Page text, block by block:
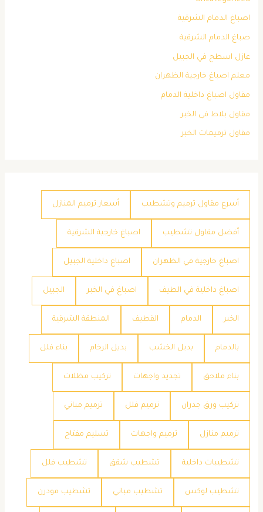
اصباغ الدمام الشرقية
صباغ الدمام الشرقية
عازل اسطح في الجبيل
معلم اصباغ خارجية الظهران
مقاول اصباغ داخلية الدمام
مقاول بلاط في الخبر
مقاول ترميمات الخبر
أسرع مقاول ترميم وتشطيب أسعار ترميم المنازل
أفضل مقاول تشطيب اصباغ خارجية الشرقية
اصباغ خارجية في الظهران اصباغ داخلية الجبيل
اصباغ داخلية في الطيف اصباغ في الخبر الجبيل
الخبر الدمام القطيف المنطقة الشرقية
بالدمام بديل الخشب بديل الرخام بناء فلل
بناء ملاحق تجديد واجهات تركيب مظلات
تركيب ورق جدران ترميم فلل ترميم مباني
ترميم منازل ترميم واجهات تسليم مفتاح
تشطيبات داخلية تشطيب شقق تشطيب فلل
تشطيب لوكس تشطيب مباني تشطيب مودرن